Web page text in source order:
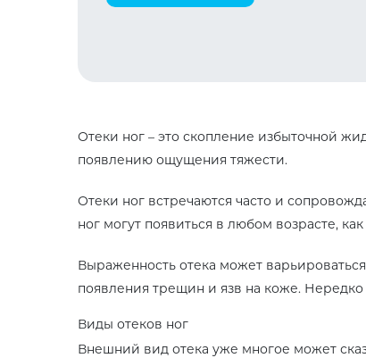
Отеки ног – это скопление избыточной
появлению ощущения тяжести.
Отеки ног встречаются часто и
ног могут появиться в любом возрасте,
Выраженность отека может
появления трещин и язв на коже.
Виды отеков ног
Внешний вид отека уже многое может